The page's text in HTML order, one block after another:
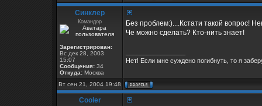
Синклер
Командор
Зарегистрирован:
Вс дек 28, 2003
15:07
Сообщения: 34
Откуда: Москва
Без проблем:)....Кстати такой вопрос!
Че можно сделать? Кто-нить знает!
Нет! Если мне суждено погибнуть, то я
Вт сен 21, 2004 19:48
Cooler